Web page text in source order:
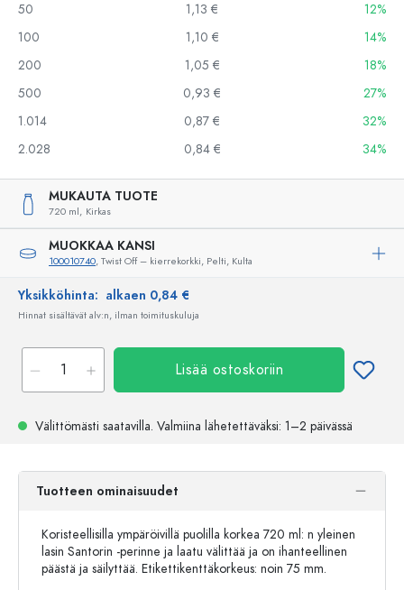
50
1,13 €
12%
100
1,10 €
14%
200
1,05 €
18%
500
0,93 €
27%
1.014
0,87 €
32%
2.028
0,84 € 34%
MUKAUTA TUOTE
720 ml, Kirkas
MUOKKAA KANSI
100010740, Twist Off – kierrekorkki, Pelti, Kulta
Yksikköhinta: alkaen 0,84 €
Hinnat sisältävät alv:n, ilman toimituskuluja
Lisää ostoskoriin
Välittömästi saatavilla. Valmiina lähetettäväksi: 1–2 päivässä
Tuotteen ominaisuudet
Koristeellisilla ympäröivillä puolilla korkea 720 ml: n yleinen
lasin Santorin -perinne ja laatu välittää ja on ihanteellinen
päästä ja säilyttää. Etikettikenttäkorkeus: noin 75 mm.